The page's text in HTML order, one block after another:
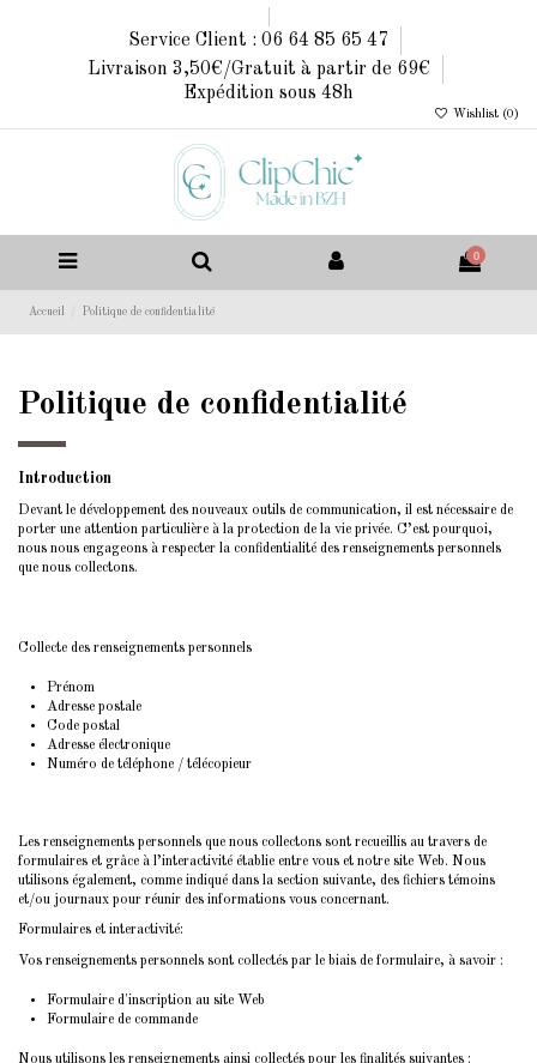
Service Client : 06 64 85 65 47
Livraison 3,50€/Gratuit à partir de 69€
Expédition sous 48h
Wishlist (0 )
0
Accueil Politique de confidentialité
Politique de confidentialité
Introduction
Devant le développement des nouveaux outils de communication, il est nécessaire de
porter une attention particulière à la protection de la vie privée. C’est pourquoi,
nous nous engageons à respecter la confidentialité des renseignements personnels
que nous collectons.
Collecte des renseignements personnels
Prénom
Adresse postale
Code postal
Adresse électronique
Numéro de téléphone / télécopieur
Les renseignements personnels que nous collectons sont recueillis au travers de
formulaires et grâce à l’interactivité établie entre vous et notre site Web. Nous
utilisons également, comme indiqué dans la section suivante, des fichiers témoins
et/ou journaux pour réunir des informations vous concernant.
Formulaires et interactivité:
Vos renseignements personnels sont collectés par le biais de formulaire, à savoir :
Formulaire d'inscription au site Web
Formulaire de commande
Nous utilisons les renseignements ainsi collectés pour les finalités suivantes :